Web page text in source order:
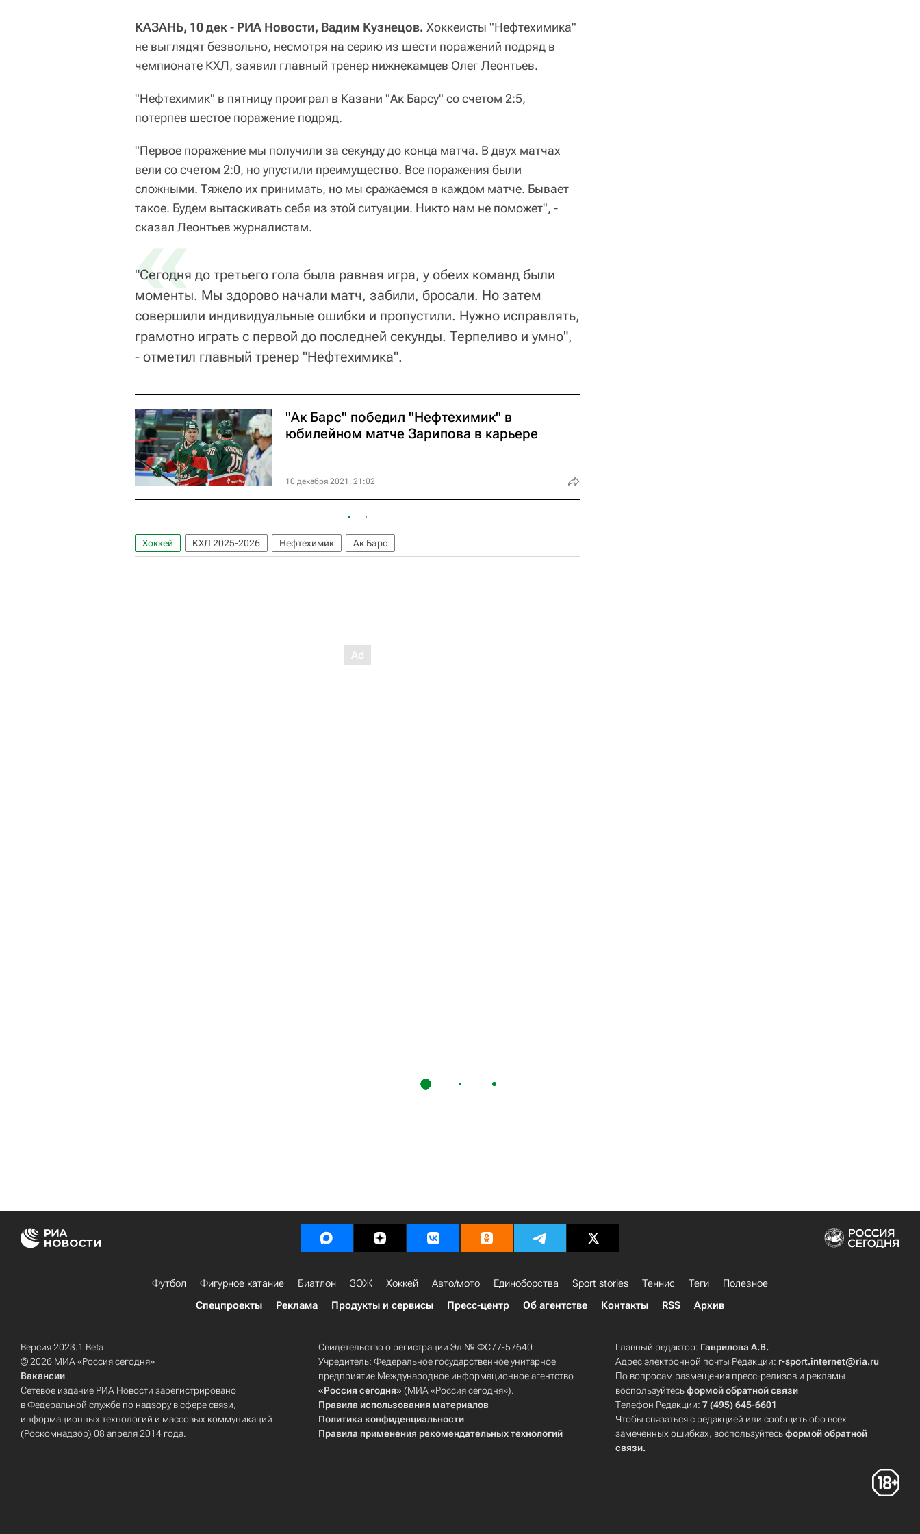
КАЗАНЬ, 10 дек - РИА Новости, Вадим Кузнецов. Хоккеисты "Нефтехимика"
не выглядят безвольно, несмотря на серию из шести поражений подряд в
чемпионате КХЛ, заявил главный тренер нижнекамцев Олег Леонтьев.
"Нефтехимик" в пятницу проиграл в Казани "Ак Барсу" со счетом 2:5,
потерпев шестое поражение подряд.
"Первое поражение мы получили за секунду до конца матча. В двух матчах
вели со счетом 2:0, но упустили преимущество. Все поражения были
сложными. Тяжело их принимать, но мы сражаемся в каждом матче. Бывает
такое. Будем вытаскивать себя из этой ситуации. Никто нам не поможет", -
сказал Леонтьев журналистам.
«
"Сегодня до третьего гола была равная игра, у обеих команд были
моменты. Мы здорово начали матч, забили, бросали. Но затем
совершили индивидуальные ошибки и пропустили. Нужно исправлять,
грамотно играть с первой до последней секунды. Терпеливо и умно",
- отметил главный тренер "Нефтехимика".
"Ак Барс" победил "Нефтехимик" в
юбилейном матче Зарипова в карьере
10 декабря 2021, 21:02
Хоккей КХЛ 2025-2026 Нефтехимик Ак Барс
Футбол Фигурное катание Биатлон ЗОЖ Хоккей Авто/мото Единоборства Sport stories Теннис Теги
Полезное
Спецпроекты
Реклама Продукты и сервисы Пресс-центр Об агентстве Контакты RSS Архив
Версия 2023.1 Beta
© 2026 МИА «Россия сегодня»
Вакансии
Сетевое издание РИА Новости зарегистрировано
в Федеральной службе по надзору в сфере связи,
информационных технологий и массовых коммуникаций
(Роскомнадзор) 08 апреля 2014 года.
Свидетельство о регистрации Эл № ФС77-57640
Учредитель: Федеральное государственное унитарное
предприятие Международное информационное агентство
«Россия сегодня» (МИА «Россия сегодня»).
Правила использования материалов
Политика конфиденциальности
Правила применения рекомендательных технологий
Главный редактор: Гаврилова А.В.
Адрес электронной почты Редакции: r-sport.internet@ria.ru
По вопросам размещения пресс-релизов и рекламы
воспользуйтесьформой обратной связи
Телефон Редакции:7 (495) 645-6601
Чтобы связаться с редакцией или сообщить обо всех
замеченных ошибках, воспользуйтесьформой обратной
связи.